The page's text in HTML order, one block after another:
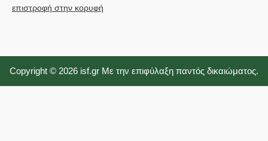
επιστροφή στην κορυφή
Copyright © 2026 isf.gr Με την επιφύλαξη παντός δικαιώματος.